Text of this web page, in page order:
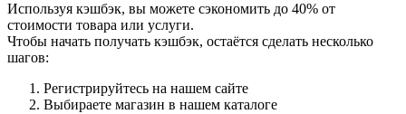
Используя кэшбэк, вы можете сэкономить до 40% от
стоимости товара или услуги.
Чтобы начать получать кэшбэк, остаётся сделать несколько
шагов:
Регистрируйтесь на нашем сайте
Выбираете магазин в нашем каталоге